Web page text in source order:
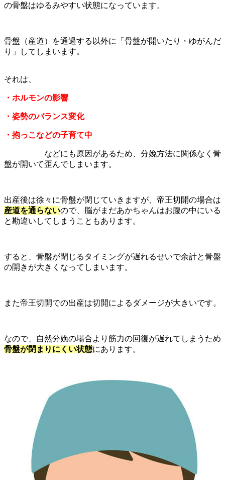
の骨盤はゆるみやすい状態になっています。
骨盤（産道）を通過する以外に「骨盤が開いたり・ゆがんだ
り」してしまいます。
それは、
・ホルモンの影響
・姿勢のバランス変化
・抱っこなどの子育て中
などにも原因があるため、分娩方法に関係なく骨
盤が開いて歪んでしまいます。
出産後は徐々に骨盤が閉じていきますが、帝王切開の場合は
産道を通らないので、脳がまだあかちゃんはお腹の中にいる
と勘違いしてしまうこともあります。
すると、骨盤が閉じるタイミングが遅れるせいで余計と骨盤
の開きが大きくなってしまいます。
また帝王切開での出産は切開によるダメージが大きいです。
なので、自然分娩の場合より筋力の回復が遅れてしまうため
骨盤が閉まりにくい状態にあります。